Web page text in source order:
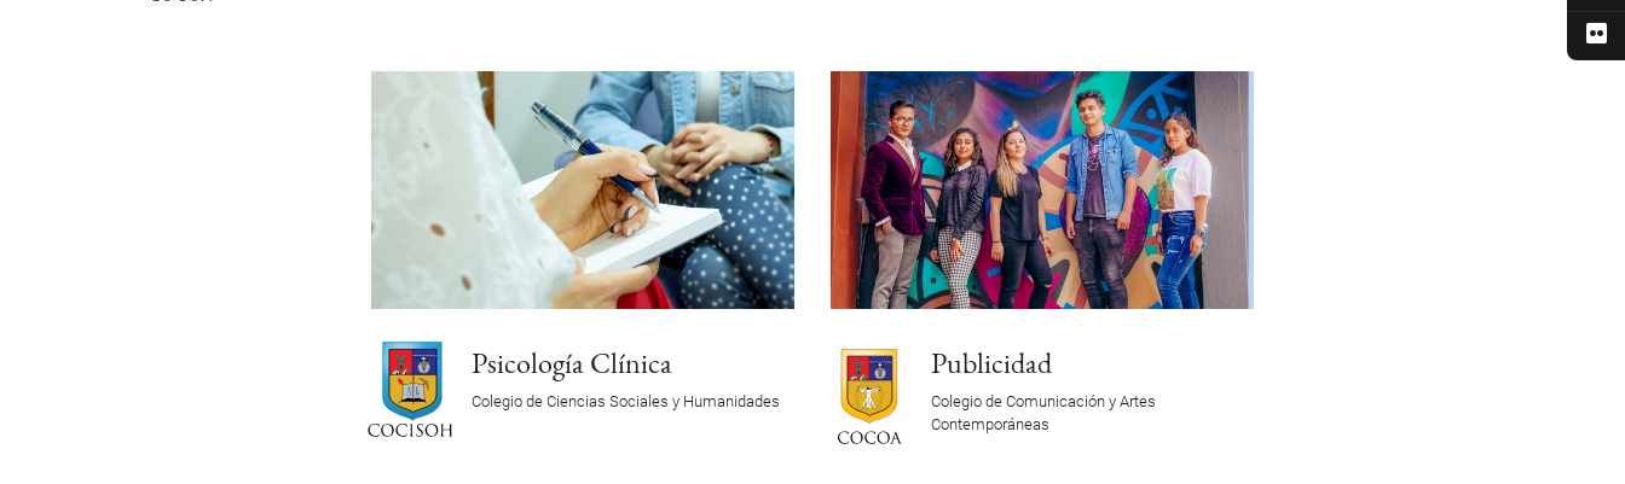
Psicología Clínica
Colegio de Ciencias Sociales y Humanidades
Publicidad
Colegio de Comunicación y Artes
Contemporáneas